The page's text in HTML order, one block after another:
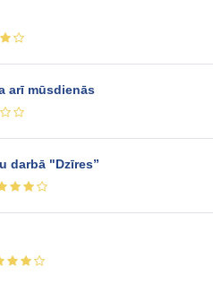
arī mūsdienās
darbā "Dzīres”